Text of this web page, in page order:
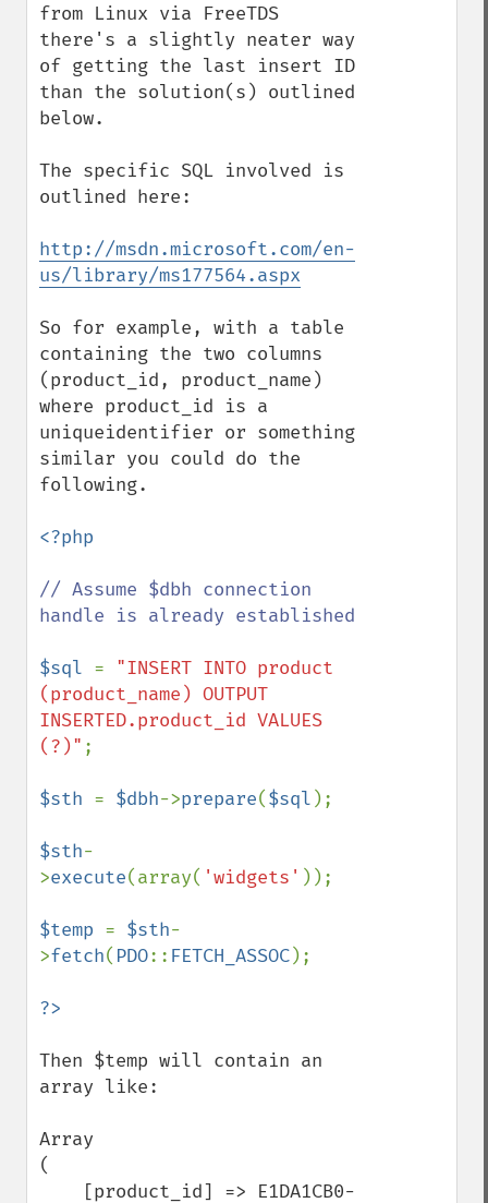
from Linux via FreeTDS
there's a slightly neater way
of getting the last insert ID
than the solution(s) outlined
below.
The specific SQL involved is
outlined here:
http://msdn.microsoft.com/en-
us/library/ms177564.aspx
So for example, with a table
containing the two columns
(product_id, product_name)
where product_id is a
uniqueidentifier or something
similar you could do the
following.
<?php
// Assume $dbh connection
handle is already established
$sql = "INSERT INTO product
(product_name) OUTPUT
INSERTED.product_id VALUES
(?)" ;
$sth = $dbh->prepare($sql );
$sth-
>execute(array( 'widgets' ));
$temp = $sth-
>fetch( PDO:: FETCH_ASSOC);
Then $temp will contain an
array like:
Array
(